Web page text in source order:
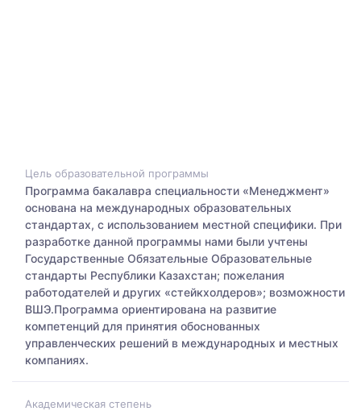
Цель образовательной программы
Программа бакалавра специальности «Менеджмент»
основана на международных образовательных
стандартах, с использованием местной cпецифики. При
разработке данной программы нами были учтены
Государственные Обязательные Образовательные
стандарты Республики Казахстан; пожелания
работодателей и других «стейкхолдеров»; возможности
ВШЭ.Программа ориентирована на развитие
компетенций для принятия обоснованных
управленческих решений в международных и местных
компаниях.
Академическая степень